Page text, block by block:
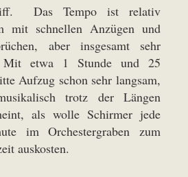
Das Tempo ist relativ
mit schnellen Anzügen und
aber insgesamt sehr
Mit etwa 1 Stunde und 25
Aufzug schon sehr langsam,
trotz der Längen
als wolle Schirmer jede
im Orchestergraben zum
auskosten.